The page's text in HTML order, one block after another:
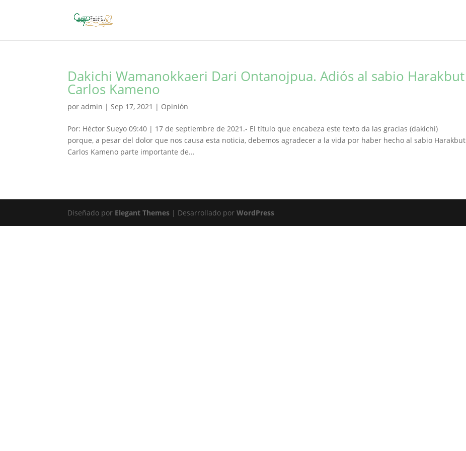
Dakichi Wamanokkaeri Dari Ontanojpua. Adiós al sabio Harakbut
Carlos Kameno
poradmin |Sep 17, 2021 | Opinión
Por: Héctor Sueyo 09:40 | 17 de septiembre de 2021.- El título que encabeza este texto da las gracias (dakichi)
porque, a pesar del dolor que nos causa esta noticia, debemos agradecer a la vida por haber hecho al sabio Harakbut
Carlos Kameno parte importante de...
Diseñado por Elegant Themes | Desarrollado porWordPress